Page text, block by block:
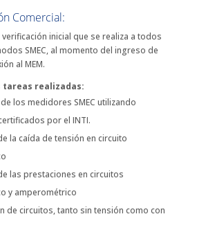
Comercial:
inicial que se realiza a todos
SMEC, al momento del ingreso de
al MEM.
tareas realizadas:
los medidores SMEC utilizando
por el INTI.
la caída de tensión en circuito
las prestaciones en circuitos
y amperométrico
de circuitos, tanto sin tensión como con